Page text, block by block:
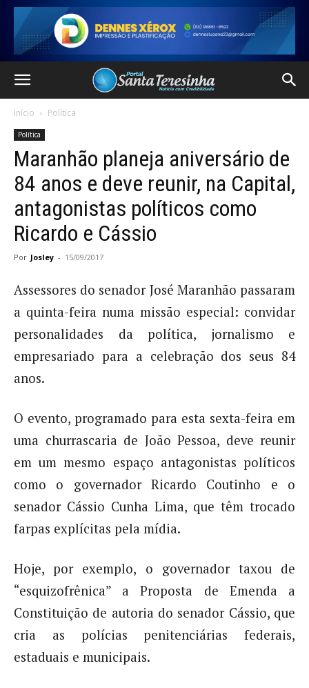
Início Política
Política
Maranhão planeja aniversário de
84 anos e deve reunir, na Capital,
antagonistas políticos como
Ricardo e Cássio
Por Josley - 15/09/2017
Assessores do senador José Maranhão passaram
a quinta-feira numa missão especial: convidar
personalidades da política, jornalismo e
empresariado para a celebração dos seus 84
anos.
O evento, programado para esta sexta-feira em
uma churrascaria de João Pessoa, deve reunir
em um mesmo espaço antagonistas políticos
como o governador Ricardo Coutinho e o
senador Cássio Cunha Lima, que têm trocado
farpas explícitas pela mídia.
Hoje, por exemplo, o governador taxou de
“esquizofrênica” a Proposta de Emenda a
Constituição de autoria do senador Cássio, que
cria as polícias penitenciárias federais,
estaduais e municipais.